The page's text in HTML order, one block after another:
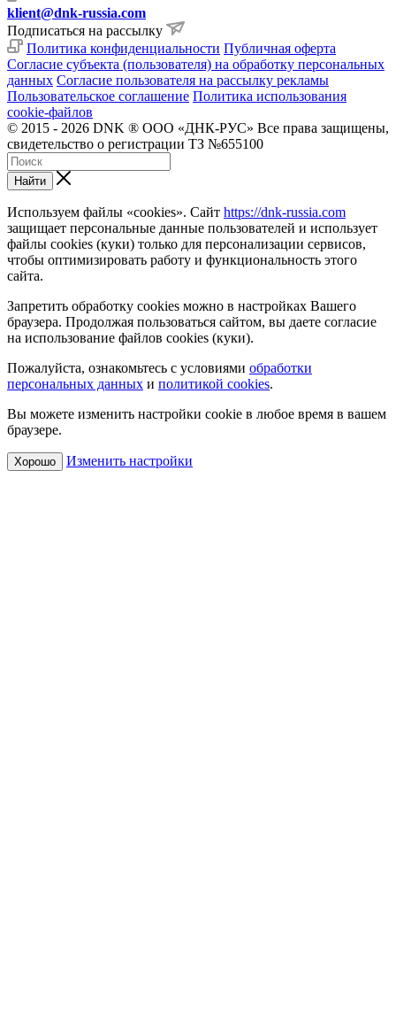
klient@dnk-russia.com
Подписаться на рассылку
Политика конфиденциальности Публичная оферта
Согласие субъекта (пользователя) на обработку персональных
данных Согласие пользователя на рассылку рекламы
Пользовательское соглашение Политика использования
cookie-файлов
© 2015 - 2026 DNK ® ООО «ДНК-РУС» Все права защищены,
свидетельство о регистрации ТЗ №655100
Найти
Используем файлы «cookies». Сайт https://dnk-russia.com
защищает персональные данные пользователей и использует
файлы cookies (куки) только для персонализации сервисов,
чтобы оптимизировать работу и функциональность этого
сайта.
Запретить обработку cookies можно в настройках Вашего
браузера. Продолжая пользоваться сайтом, вы даете согласие
на использование файлов cookies (куки).
Пожалуйста, ознакомьтесь с условиями обработки
персональных данных и политикой cookies.
Вы можете изменить настройки cookie в любое время в вашем
браузере.
Хорошо Изменить настройки